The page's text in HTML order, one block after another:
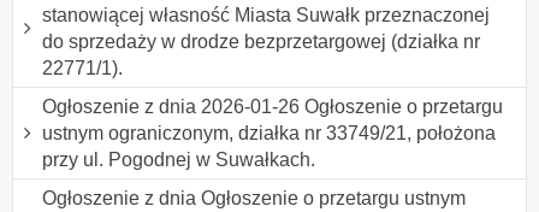
stanowiącej własność Miasta Suwałk przeznaczonej
do sprzedaży w drodze bezprzetargowej (działka nr
22771/1).
Ogłoszenie z dnia 2026-01-26 Ogłoszenie o przetargu
ustnym ograniczonym, działka nr 33749/21, położona
przy ul. Pogodnej w Suwałkach.
Ogłoszenie z dnia Ogłoszenie o przetargu ustnym